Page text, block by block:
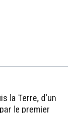
la Terre, d'un
le premier